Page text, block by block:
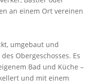
an einem Ort vereinen
umgebaut und
Obergeschosses. Es
Bad und Küche –
und mit einem